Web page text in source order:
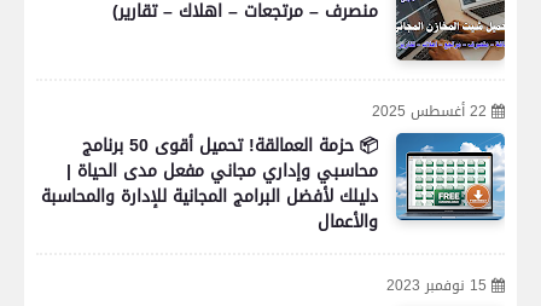
منصرف – مرتجعات – اهلاك – تقارير)
22 أغسطس 2025
📦 حزمة العمالقة! تحميل أقوى 50 برنامج
محاسبي وإداري مجاني مفعل مدى الحياة |
دليلك لأفضل البرامج المجانية للإدارة والمحاسبة
والأعمال
15 نوفمبر 2023